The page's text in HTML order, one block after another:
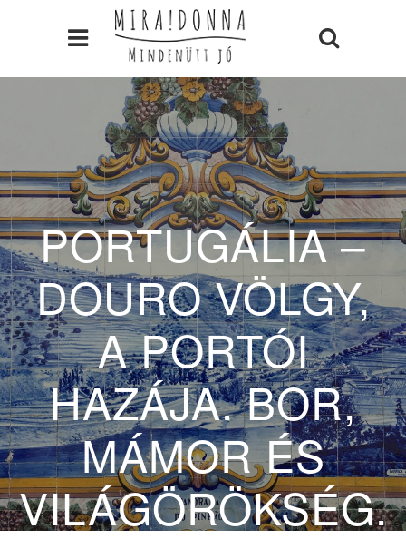
PORTUGÁLIA –
DOURO VÖLGY,
A PORTÓI
HAZÁJA. BOR,
MÁMOR ÉS
VILÁGÖRÖKSÉG.